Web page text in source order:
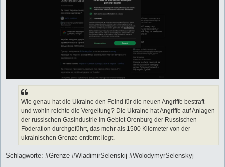
Wie genau hat die Ukraine den Feind für die neuen Angriffe bestraft
und wohin reichte die Vergeltung? Die Ukraine hat Angriffe auf Anlagen
der russischen Gasindustrie im Gebiet Orenburg der Russischen
Föderation durchgeführt, das mehr als 1500 Kilometer von der
ukrainischen Grenze entfernt liegt.
Schlagworte: #Grenze #WladimirSelenskij #WolodymyrSelenskyj